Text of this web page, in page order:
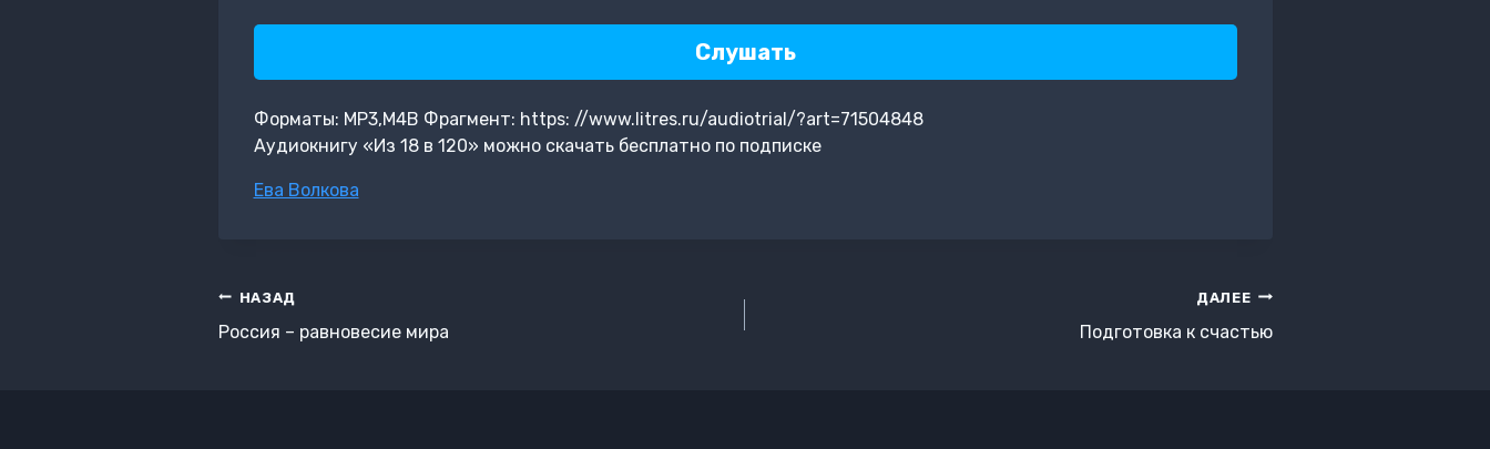
Слушать
Форматы: MP3,M4B Фрагмент: https: //www.litres.ru/audiotrial/?art=71504848
Аудиокнигу «Из 18 в 120» можно скачать бесплатно по подписке
Метки
Ева Волкова
Навигация
по
НАЗАД
Россия – равновесие мира
ДАЛЕЕ
Подготовка к счастью